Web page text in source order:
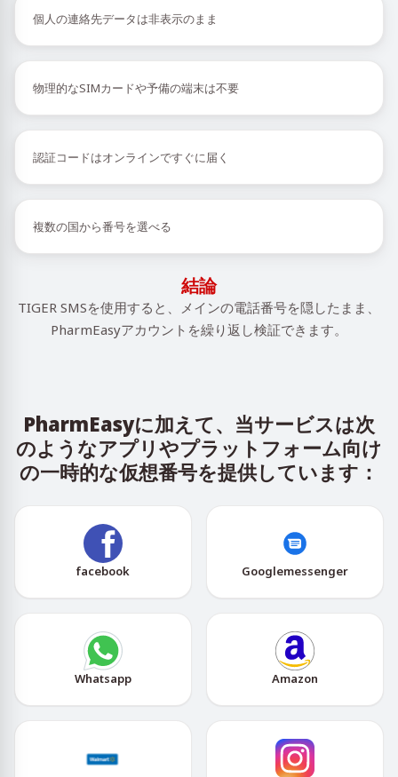
個人の連絡先データは非表示のまま
物理的なSIMカードや予備の端末は不要
認証コードはオンラインですぐに届く
複数の国から番号を選べる
結論
TIGER SMSを使用すると、メインの電話番号を隠したまま、
PharmEasyアカウントを繰り返し検証できます。
PharmEasyに加えて、当サービスは次
のようなアプリやプラットフォーム向け
の一時的な仮想番号を提供しています：
facebook Googlemessenger
Whatsapp Amazon